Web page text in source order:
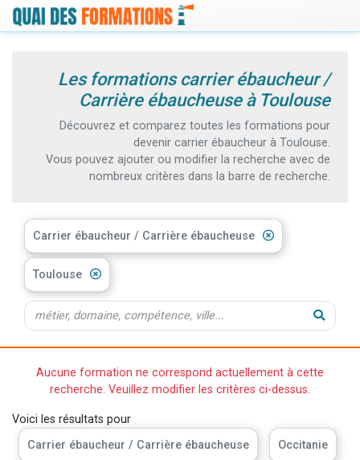
Les formations carrier ébaucheur /
Carrière ébaucheuse à Toulouse
Découvrez et comparez toutes les formations pour
devenir carrier ébaucheur à Toulouse.
Vous pouvez ajouter ou modifier la recherche avec de
nombreux critères dans la barre de recherche.
Carrier ébaucheur / Carrière ébaucheuse
Toulouse
Aucune formation ne correspond actuellement à cette
recherche. Veuillez modifier les critères ci-dessus.
Voici les résultats pour
Carrier ébaucheur / Carrière ébaucheuse
Occitanie